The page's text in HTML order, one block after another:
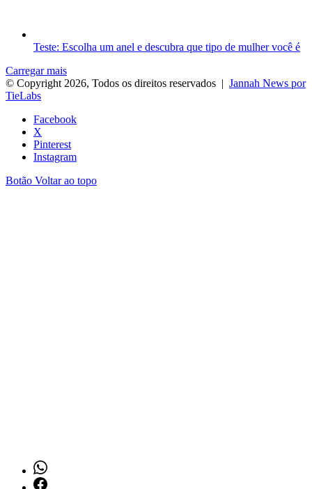
Teste: Escolha um anel e descubra que tipo de mulher você é
Carregar mais
© Copyright 2026, Todos os direitos reservados | Jannah News por
TieLabs
Facebook
X
Pinterest
Instagram
Botão Voltar ao topo